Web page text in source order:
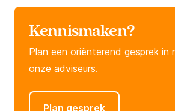
Kennismaken?
Plan een oriënterend gesprek in
onze adviseurs.
Plan gesprek